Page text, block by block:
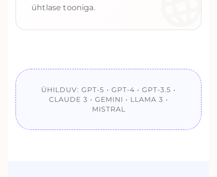
ühtlase tooniga.
ÜHILDUV: GPT-5 • GPT-4 • GPT-3.5 •
CLAUDE 3 • GEMINI • LLAMA 3 •
MISTRAL